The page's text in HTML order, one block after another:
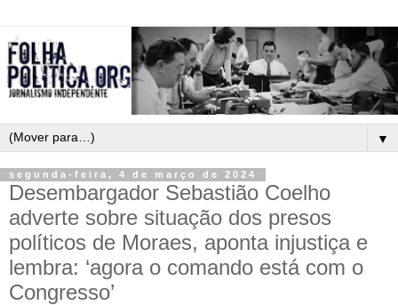
▼
segunda-feira, 4 de março de 2024
Desembargador Sebastião Coelho
adverte sobre situação dos presos
políticos de Moraes, aponta injustiça e
lembra: ‘agora o comando está com o
Congresso’